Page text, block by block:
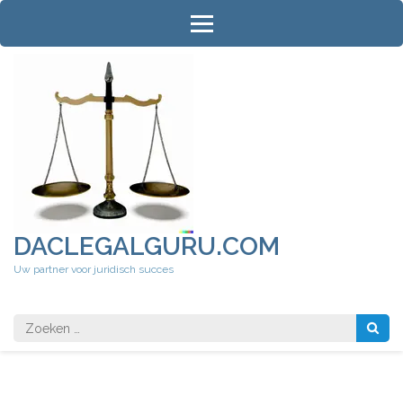
Ga
inhoud
DACLEGALGURU.COM
Uw partner voor juridisch succes
Zoeken
naar: